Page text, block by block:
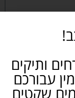
מדיניות האתר
ותיקים
עבורכם
ימים שקטים